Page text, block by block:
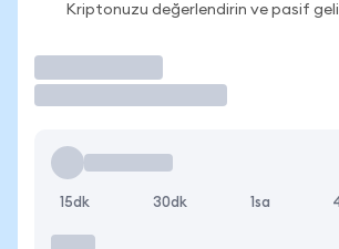
Kriptonuzu değerlendirin ve pasif
15dk 30dk 1sa